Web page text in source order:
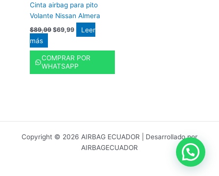
Cinta airbag para pito
Volante Nissan Almera
$89,99 $69,99
Leer
más
COMPRAR POR
WHATSAPP
Copyright © 2026 AIRBAG ECUADOR | Desarrollado por
AIRBAGECUADOR